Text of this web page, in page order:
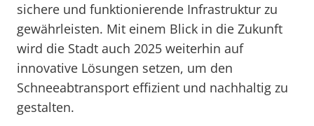
sichere und funktionierende Infrastruktur zu
gewährleisten. Mit einem Blick in die Zukunft
wird die Stadt auch 2025 weiterhin auf
innovative Lösungen setzen, um den
Schneeabtransport effizient und nachhaltig zu
gestalten.